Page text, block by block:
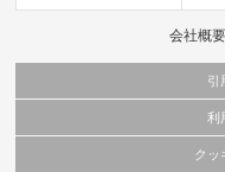
会社概要
引
当サイトで公開されている情報（
これらの情報を権利者の許可なく
利
当サイトに掲載している内容はすクッ